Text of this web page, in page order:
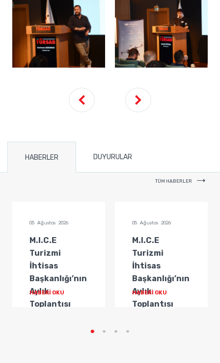
HABERLER DUYURULAR
TÜM HABERLER
05 Ağustos 2026
M.I.C.E
Turizmi
İhtisas
Başkanlığı’nın
Aylık
Toplantısı
HABERİ OKU
05 Ağustos 2026
M.I.C.E
Turizmi
İhtisas
Başkanlığı’nın
Aylık
Toplantısı
HABERİ OKU